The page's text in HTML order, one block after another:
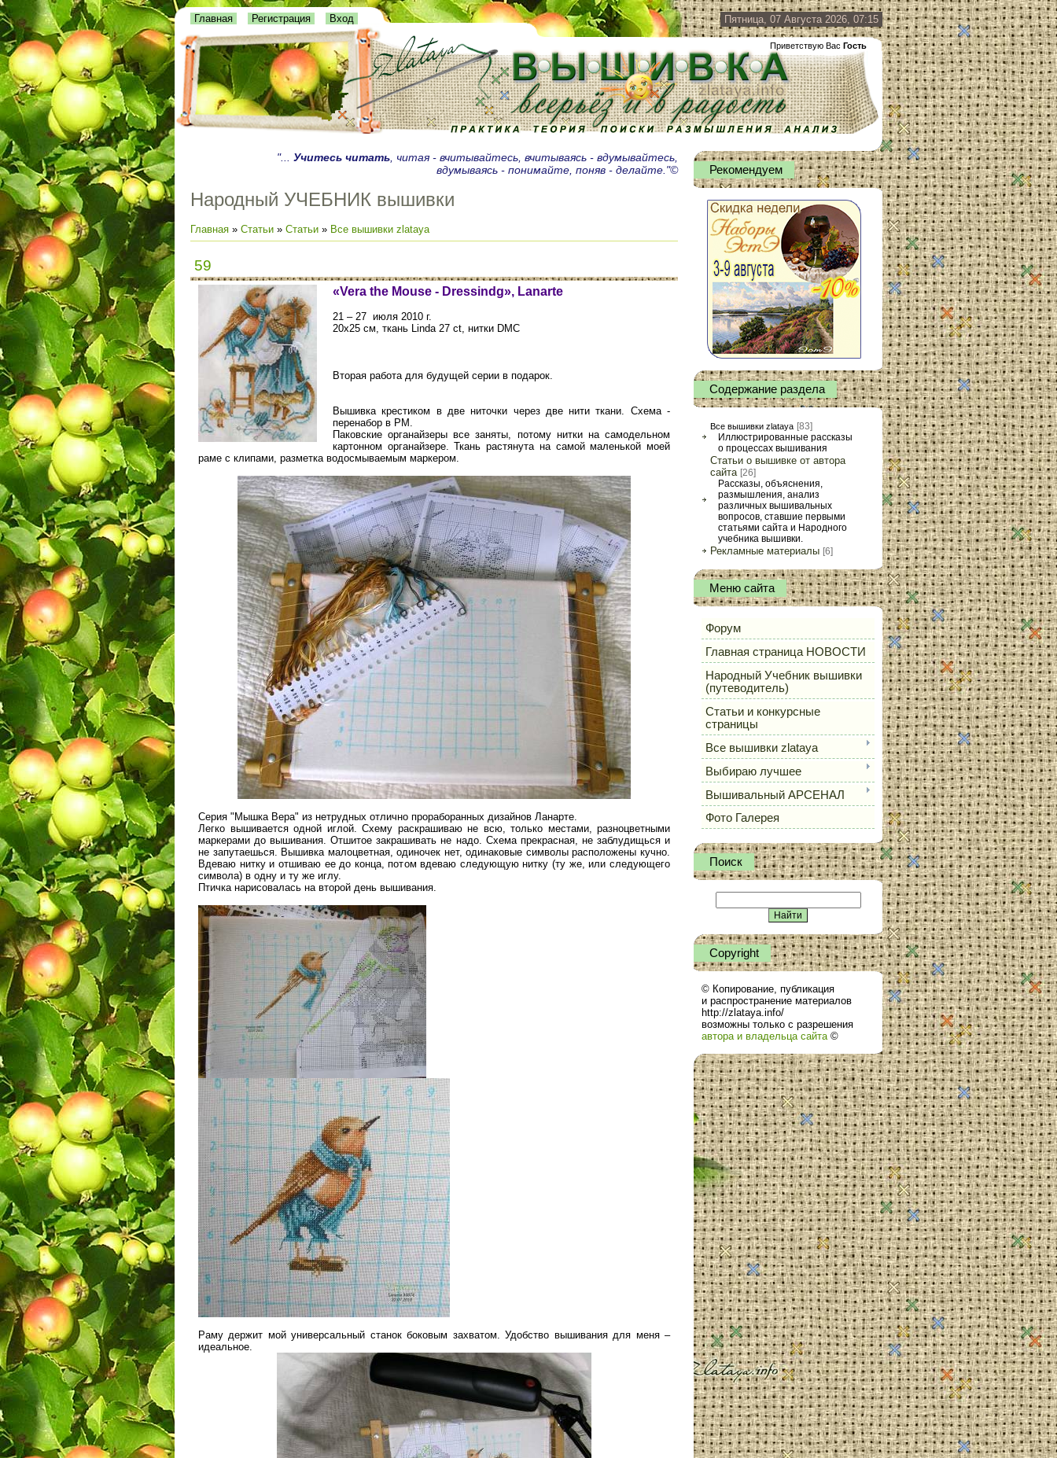
Пятница, 07 Августа 2026, 07:15
Приветствую Вас Гость
Главная Регистрация Вход
"... Учитесь читать , читая - вчитывайтесь, вчитываясь - вдумывайтесь,
вдумываясь - понимайте, поняв - делайте."©
Народный УЧЕБНИК вышивки
Главная » Статьи » Статьи » Все вышивки zlataya
59
«Vera the Mouse - Dressindg», Lanarte
21 – 27 июля 2010 г.
20х25 см, ткань Linda 27 ct, нитки DMC
Вторая работа для будущей серии в подарок.
Вышивка крестиком в две ниточки через две нити ткани. Схема -
перенабор в РМ.
Паковские органайзеры все заняты, потому нитки на самодельном
картонном органайзере. Ткань растянута на самой маленькой моей
раме с клипами, разметка водосмываемым маркером.
Серия "Мышка Вера" из нетрудных отлично прораборанных дизайнов Ланарте.
Легко вышивается одной иглой. Схему раскрашиваю не всю, только местами, разноцветными
маркерами до вышивания. Отшитое закрашивать не надо. Схема прекрасная, не заблудищься и
не запутаешься. Вышивка малоцветная, одиночек нет, одинаковые символы расположены кучно.
Вдеваю нитку и отшиваю ее до конца, потом вдеваю следующую нитку (ту же, или следующего
символа) в одну и ту же иглу.
Птичка нарисовалась на второй день вышивания.
Раму держит мой универсальный станок боковым захватом. Удобство вышивания для меня –
идеальное.
Рекомендуем
Содержание раздела
Все вышивки zlataya [83]
Иллюстрированные рассказы
о процессах вышивания
Статьи о вышивке от автора
сайта [26]
Рассказы, объяснения,
размышления, анализ
различных вышивальных
вопросов, ставшие первыми
статьями сайта и Народного
учебника вышивки.
Рекламные материалы [6]
Меню сайта
Форум
Главная страница НОВОСТИ
Народный Учебник вышивки
(путеводитель)
Статьи и конкурсные
страницы
Все вышивки zlataya
Выбираю лучшее
Вышивальный АРСЕНАЛ
Фото Галерея
Поиск
Сopyright
© Копирование, публикация
и распространение материалов
http://zlataya.info/
возможны только с разрешения
автора и владельца сайта©